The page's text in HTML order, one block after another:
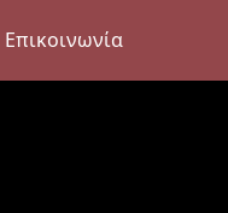
Επικοινωνία